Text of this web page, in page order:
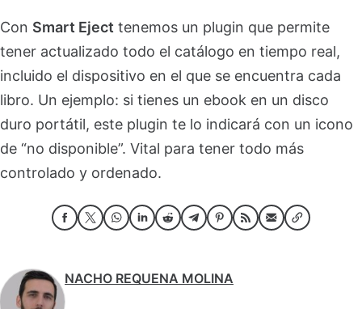
Con Smart Eject tenemos un plugin que permite
tener actualizado todo el catálogo en tiempo real,
incluido el dispositivo en el que se encuentra cada
libro. Un ejemplo: si tienes un ebook en un disco
duro portátil, este plugin te lo indicará con un icono
de “no disponible”. Vital para tener todo más
controlado y ordenado.
NACHO REQUENA MOLINA